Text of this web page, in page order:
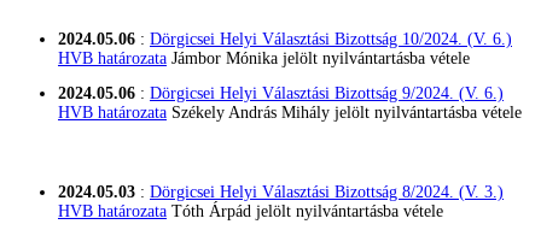
2024.05.06 : Dörgicsei Helyi Választási Bizottság 10/2024. (V. 6.)
HVB határozata Jámbor Mónika jelölt nyilvántartásba vétele
2024.05.06 : Dörgicsei Helyi Választási Bizottság 9/2024. (V. 6.)
HVB határozata Székely András Mihály jelölt nyilvántartásba vétele
2024.05.03 : Dörgicsei Helyi Választási Bizottság 8/2024. (V. 3.)
HVB határozata Tóth Árpád jelölt nyilvántartásba vétele